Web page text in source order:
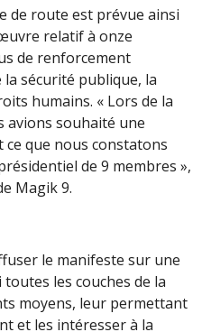
de route est prévue ainsi
relatif à onze
de renforcement
sécurité publique, la
humains. « Lors de la
avions souhaité une
que nous constatons
de 9 membres »,
Magik 9.
le manifeste sur une
les couches de la
moyens, leur permettant
et les intéresser à la